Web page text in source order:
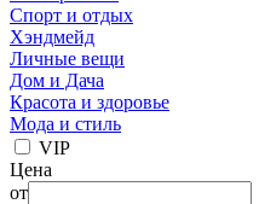
Спорт и отдых
Хэндмейд
Личные вещи
Дом и Дача
Красота и здоровье
Мода и стиль
VIP
Цена
от